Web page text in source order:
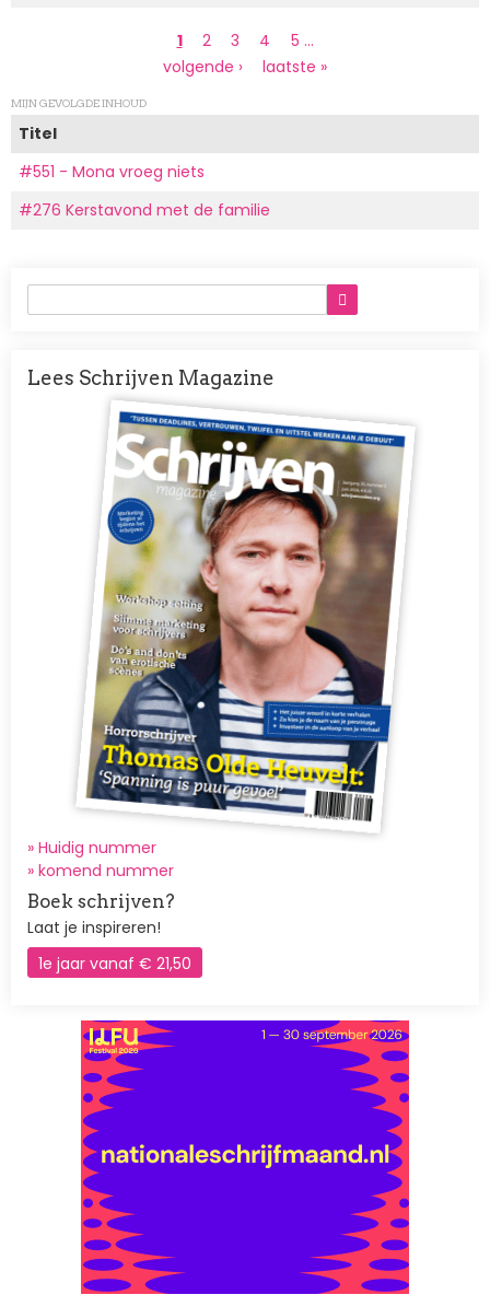
Huidige
pagina
1 Page
2 Page
3 Page
4 Page
5 …
Volgende
volgende ›
Laatste
laatste »
MIJN GEVOLGDE INHOUD
Titel
#551 - Mona vroeg niets
#276 Kerstavond met de familie
Lees Schrijven Magazine
Afbeelding
» Huidig nummer
» komend nummer
Boek schrijven?
Laat je inspireren!
1e jaar vanaf € 21,50